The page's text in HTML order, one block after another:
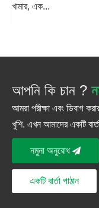
খামার, এক...
আপনি কি চান ?
আমরা পরীক্ষা এবং ডিবাগ
খুশি. এখন আমাদের একটি
নমুনা অনুরোধ
একটি বার্তা পাঠান